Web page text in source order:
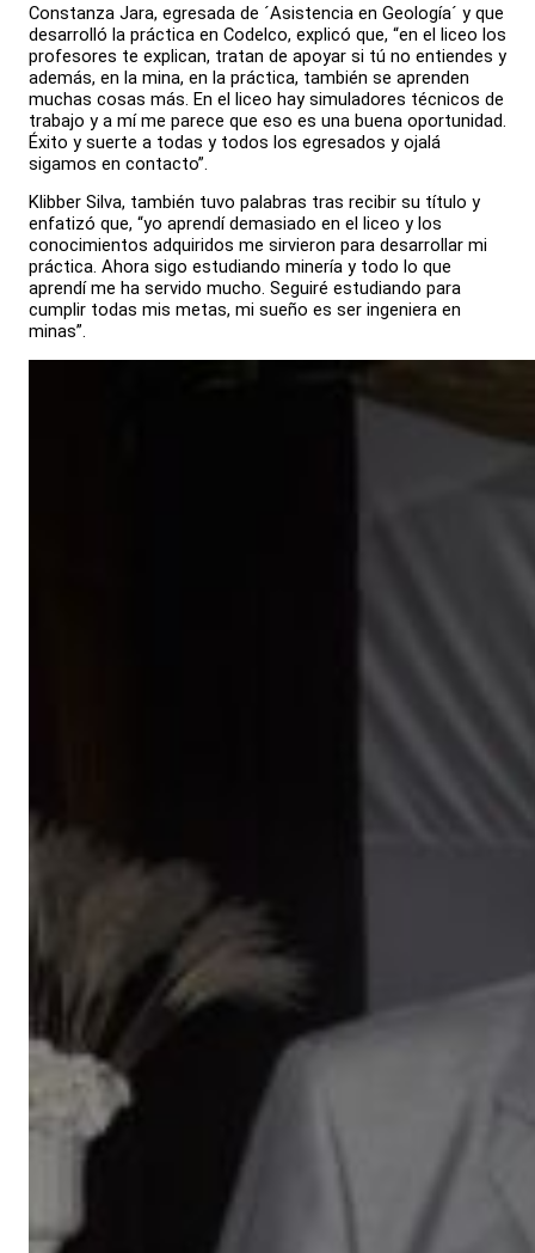
Constanza Jara, egresada de ´Asistencia en Geología´ y que
desarrolló la práctica en Codelco, explicó que, “en el liceo los
profesores te explican, tratan de apoyar si tú no entiendes y
además, en la mina, en la práctica, también se aprenden
muchas cosas más. En el liceo hay simuladores técnicos de
trabajo y a mí me parece que eso es una buena oportunidad.
Éxito y suerte a todas y todos los egresados y ojalá
sigamos en contacto”.
Klibber Silva, también tuvo palabras tras recibir su título y
enfatizó que, “yo aprendí demasiado en el liceo y los
conocimientos adquiridos me sirvieron para desarrollar mi
práctica. Ahora sigo estudiando minería y todo lo que
aprendí me ha servido mucho. Seguiré estudiando para
cumplir todas mis metas, mi sueño es ser ingeniera en
minas”.